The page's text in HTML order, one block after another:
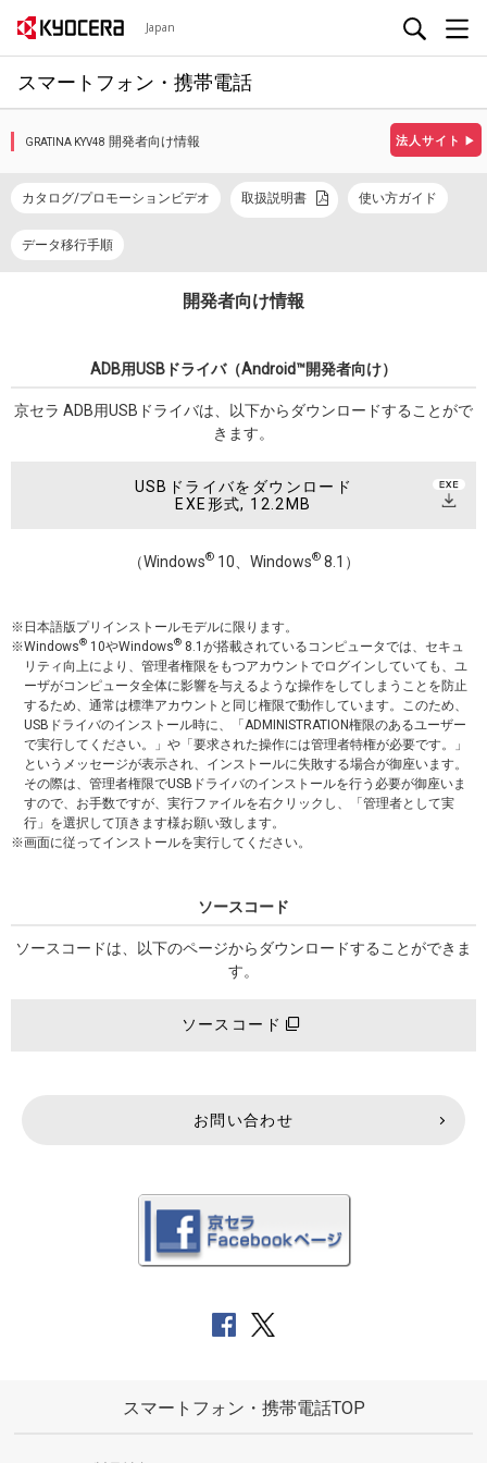
Japan
スマートフォン・携帯電話
法人サイト ▶
GRATINA KYV48 開発者向け情報
カタログ/プロモーションビデオ 取扱説明書 使い方ガイド
データ移行手順
開発者向け情報
ADB用USBドライバ（Android™開発者向け）
京セラ ADB用USBドライバは、以下からダウンロードすることがで
きます。
USBドライバをダウンロード
EXE形式, 12.2MB
（Windows®10、Windows®8.1）
日本語版プリインストールモデルに限ります。
Windows® 10やWindows® 8.1が搭載されているコンピュータでは、セキュ
リティ向上により、管理者権限をもつアカウントでログインしていても、ユ
ーザがコンピュータ全体に影響を与えるような操作をしてしまうことを防止
するため、通常は標準アカウントと同じ権限で動作しています。このため、
USBドライバのインストール時に、「ADMINISTRATION権限のあるユーザー
で実行してください。」や「要求された操作には管理者特権が必要です。」
というメッセージが表示され、インストールに失敗する場合が御座います。
その際は、管理者権限でUSBドライバのインストールを行う必要が御座いま
すので、お手数ですが、実行ファイルを右クリックし、「管理者として実
行」を選択して頂きます様お願い致します。
画面に従ってインストールを実行してください。
ソースコード
ソースコードは、以下のページからダウンロードすることができま
す。
ソースコード
お問い合わせ
スマートフォン・携帯電話TOP